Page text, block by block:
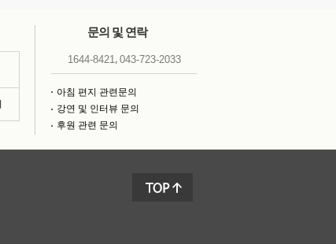
문의 및 연락
1644-8421, 043-723-2033
아침 편지 관련문의
강연 및 인터뷰 문의
후원 관련 문의